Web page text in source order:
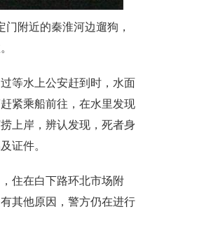
附近的秦淮河边遛狗，
等水上公安赶到时，水面
紧乘船前往，在水里发现
上岸，辨认发现，死者身
证件。
住在白下路环北市场附
其他原因，警方仍在进行